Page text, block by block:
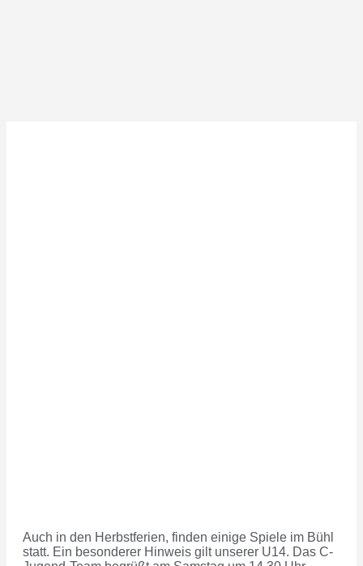
Auch in den Herbstferien, finden einige Spiele im Bühl
statt. Ein besonderer Hinweis gilt unserer U14. Das C-